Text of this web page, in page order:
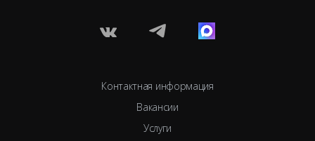
Контактная информация
Вакансии
Услуги